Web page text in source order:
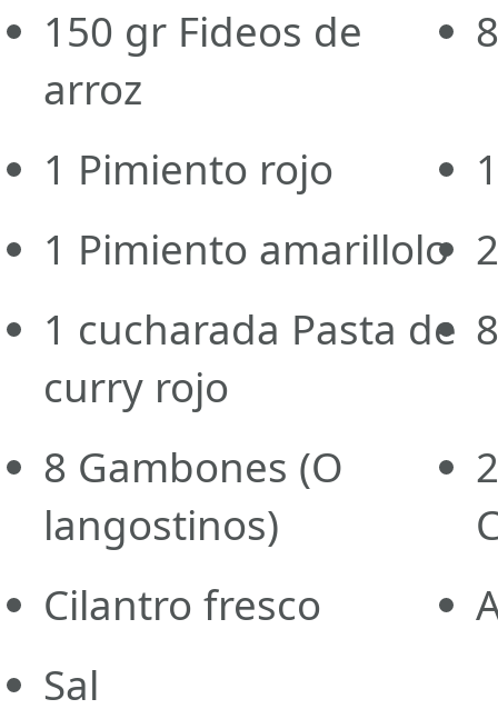
150 grFideos de
arroz
1 Pimiento rojo
1 Pimiento amarillolo
1 cucharada Pasta de
curry rojo
8 Gambones (O
langostinos)
Cilantro fresco
Sal